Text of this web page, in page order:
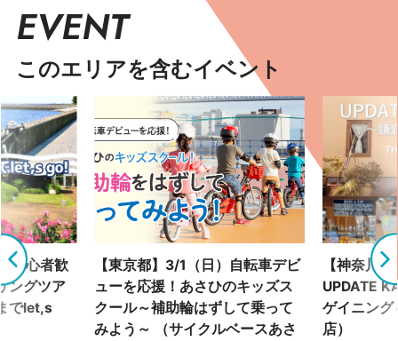
EVENT
このエリアを含むイベント
初心者歓
ングツア
でlet,s
【東京都】3/1（日）自転車デビ
ューを応援！あさひのキッズス
クール～補助輪はずして乗って
みよう～ （サイクルベースあさ
【神奈川
UPDATE
ゲイニング
店）